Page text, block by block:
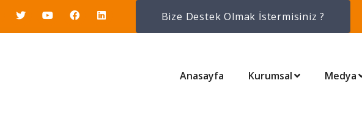
Bize Destek Olmak İstermisiniz ?
Anasayfa Kurumsal Medya